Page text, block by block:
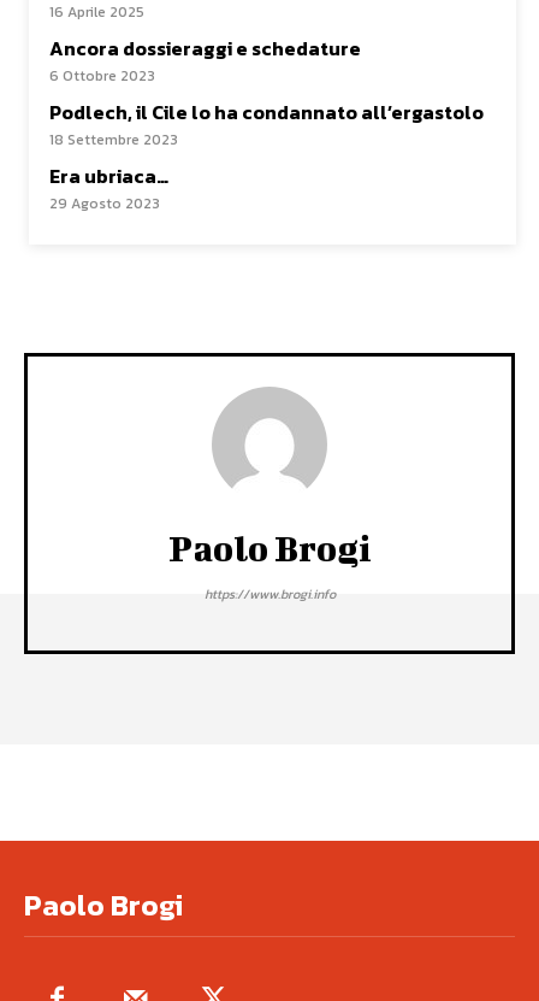
16 Aprile 2025
Ancora dossieraggi e schedature
6 Ottobre 2023
Podlech, il Cile lo ha condannato all’ergastolo
18 Settembre 2023
Era ubriaca…
29 Agosto 2023
Paolo Brogi
https://www.brogi.info
Paolo Brogi